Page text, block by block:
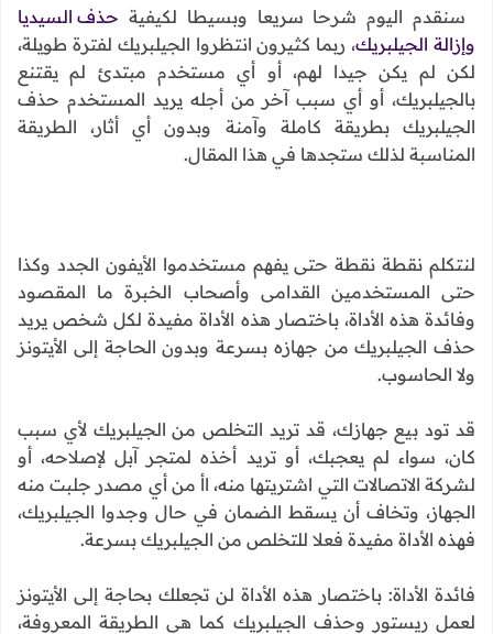
سنقدم اليوم شرحا سريعا وبسيطا لكيفية حذف السيديا
وإزالة الجيلبريك، ربما كثيرون انتظروا الجيلبريك لفترة طويلة،
لكن لم يكن جيدا لهم، أو أي مستخدم مبتدئ لم يقتنع
بالجيلبريك، أو أي سبب آخر من أجله يريد المستخدم حذف
الجيلبريك بطريقة كاملة وآمنة وبدون أي أثار، الطريقة
المناسبة لذلك ستجدها في هذا المقال.
لنتكلم نقطة نقطة حتى يفهم مستخدموا الأيفون الجدد وكذا
حتى المستخدمين القدامى وأصحاب الخبرة ما المقصود
وفائدة هذه الأداة، باختصار هذه الأداة مفيدة لكل شخص يريد
حذف الجيلبريك من جهازه بسرعة وبدون الحاجة إلى الأيتونز
ولا الحاسوب.
قد تود بيع جهازك، قد تريد التخلص من الجيلبريك لأي سبب
كان، سواء لم يعجبك، أو تريد أخذه لمتجر آبل لإصلاحه، أو
لشركة الاتصالات التي اشتريتها منه، اأ من أي مصدر جلبت منه
الجهاز، وتخاف أن يسقط الضمان في حال وجدوا الجيلبريك،
فهذه الأداة مفيدة فعلا للتخلص من الجيلبريك بسرعة.
فائدة الأداة: باختصار هذه الأداة لن تجعلك بحاجة إلى الأيتونز
لعمل ريستور وحذف الجيلبريك كما هي الطريقة المعروفة،